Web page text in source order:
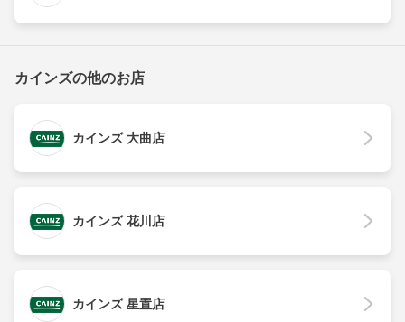
カインズの他のお店
カインズ 大曲店
カインズ 花川店
カインズ 星置店